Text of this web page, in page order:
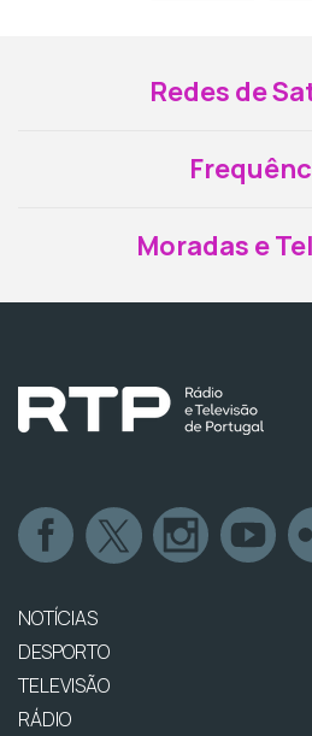
Redes de
Moradas e
NOTÍCIAS
DESPORTO
TELEVISÃO
RÁDIO